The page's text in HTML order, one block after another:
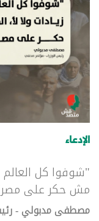
الإدعاء
"شوفوا كل العالم
مش حكر على
مصطفى مدبولي -